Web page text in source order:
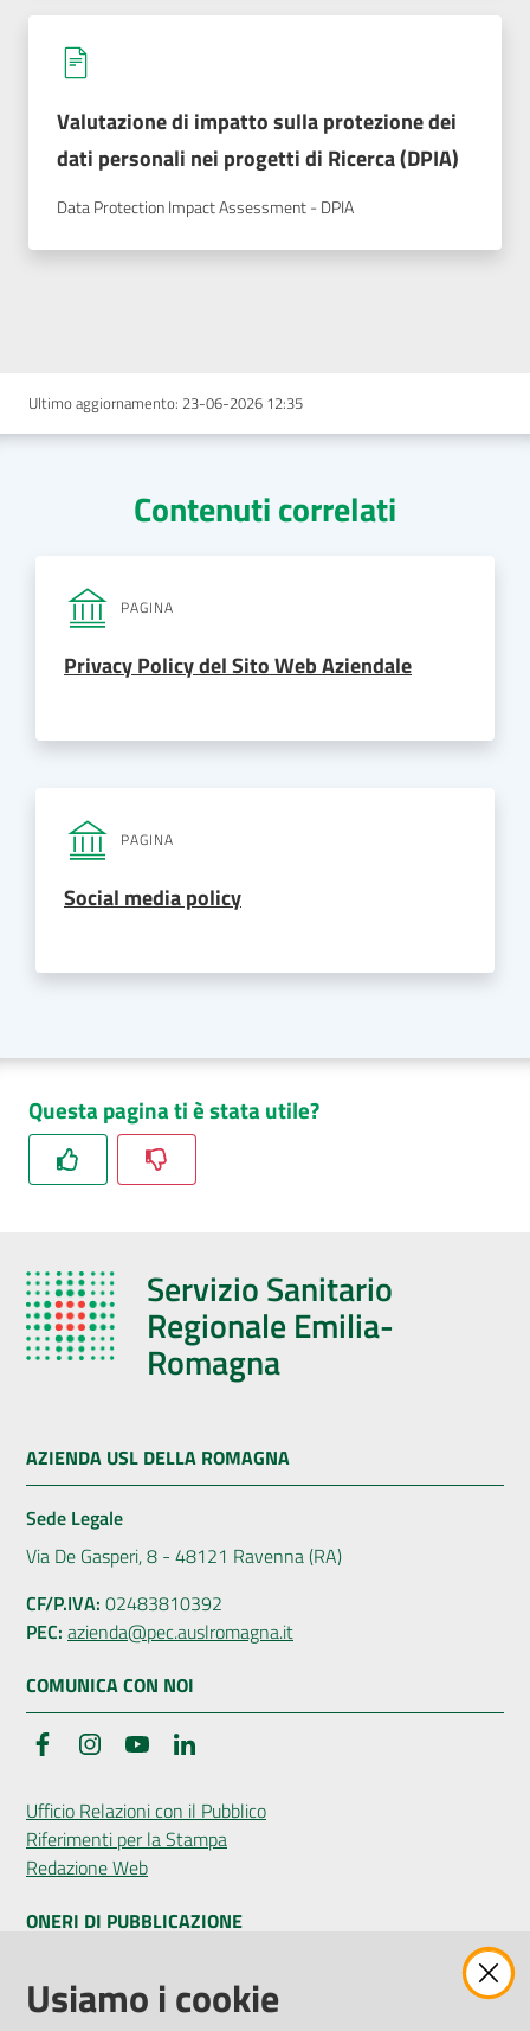
Valutazione di impatto sulla protezione dei
dati personali nei progetti di Ricerca (DPIA)
Data Protection Impact Assessment - DPIA
Ultimo aggiornamento: 23-06-2026 12:35
Contenuti correlati
PAGINA
Privacy Policy del Sito Web Aziendale
PAGINA
Social media policy
Questa pagina ti è stata utile?
Servizio Sanitario
Regionale Emilia-
Romagna
AZIENDA USL DELLA ROMAGNA
Sede Legale
Via De Gasperi, 8 - 48121 Ravenna (RA)
CF/P.IVA: 02483810392
PEC: azienda@pec.auslromagna.it
COMUNICA CON NOI
FacebookInstagramYouTube
Ufficio Relazioni con il Pubblico
Riferimenti per la Stampa
Redazione Web
ONERI DI PUBBLICAZIONE
Amministrazione Trasparente
Pubblicità legale
Usiamo i cookie